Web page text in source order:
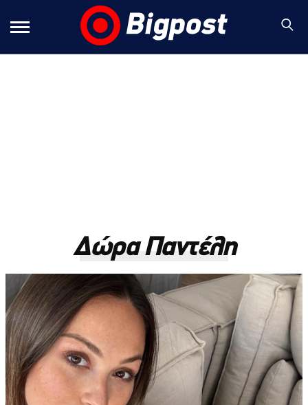
Δώρα Παντέλη